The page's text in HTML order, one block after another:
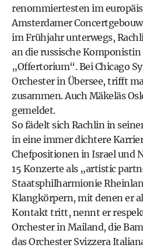
renommiertesten im
Amsterdamer
im Frühjahr unterwegs,
an die russische
„Offertorium“. Bei Chicago
Orchester in Übersee, trifft
zusammen. Auch Mäkeläs
gemeldet.
So fädelt sich Rachlin in
in eine immer dichtere
Chefpositionen in Israel und
15 Konzerte als „artistic
Staatsphilharmionie
Klangkörpern, mit denen er
Kontakt tritt, nennt er
Orchester in Mailand, die
das Orchester Svizzera